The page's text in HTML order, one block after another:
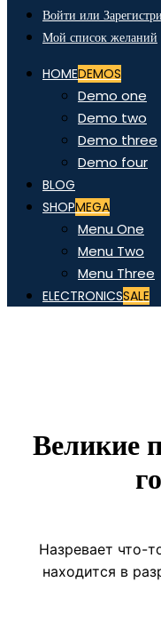
Войти или
Мой список желаний
HOMEDEMOS
Demo one
Demo two
Demo three
Demo four
BLOG
SHOPMEGA
Menu One
Menu Two
Menu Three
ELECTRONICSSALE
Великие
Назревает что-
находится в